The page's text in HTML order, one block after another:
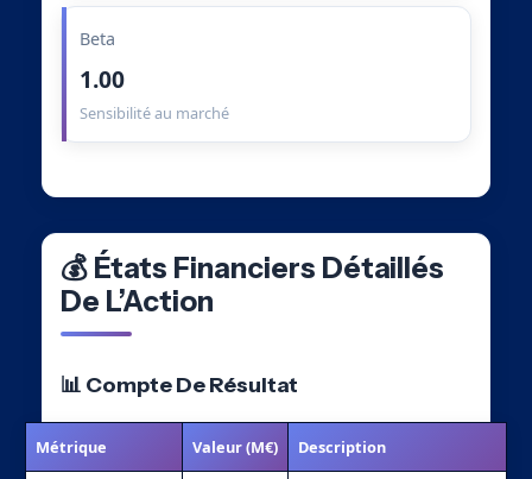
Beta
1.00
Sensibilité au marché
💰 États Financiers Détaillés
De L’Action
📊 Compte De Résultat
Métrique Valeur (M€) Description